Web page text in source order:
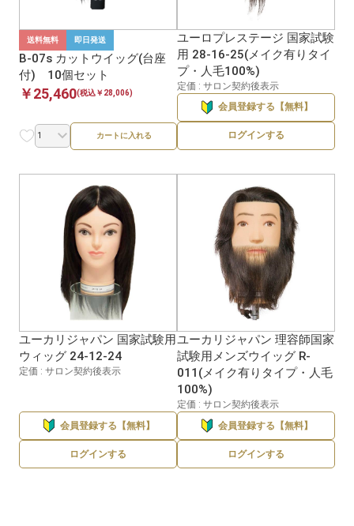
送料無料 即日発送
B-07s カットウイッグ(台座
付) 10個セット
￥25,460(税込￥28,006)
カートに入れる
ユーロプレステージ 国家試験
用 28-16-25(メイク有りタイ
プ・人毛100%)
定価 : サロン契約後表示
会員登録する【無料】
ログインする
ユーカリジャパン 国家試験用
ウィッグ 24-12-24
定価 : サロン契約後表示
会員登録する【無料】
ログインする
ユーカリジャパン 理容師国家
試験用メンズウイッグ R-
011(メイク有りタイプ・人毛
100%)
定価 : サロン契約後表示
会員登録する【無料】
ログインする